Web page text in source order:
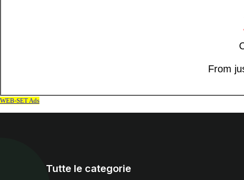
Tutte le categorie